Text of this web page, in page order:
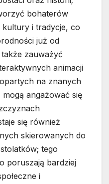
bohaterów
i tradycje, co
już od
także zauważyć
animacji
na znanych
angażować się
się również
skierowanych do
tego
poruszają bardziej
i